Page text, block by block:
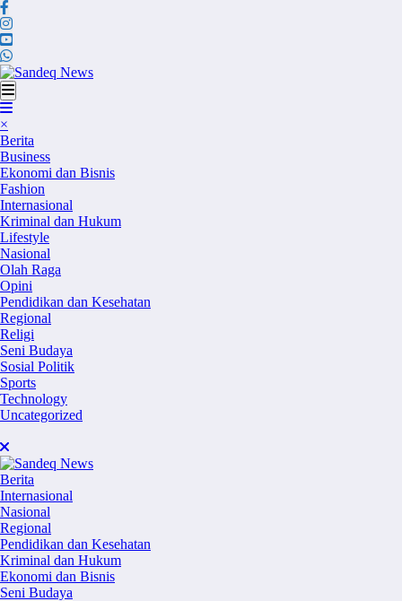
Skip
to
content
×
Berita
Business
Ekonomi dan Bisnis
Fashion
Internasional
Kriminal dan Hukum
Lifestyle
Nasional
Olah Raga
Opini
Pendidikan dan Kesehatan
Regional
Religi
Seni Budaya
Sosial Politik
Sports
Technology
Uncategorized
Berita
Internasional
Nasional
Regional
Pendidikan dan Kesehatan
Kriminal dan Hukum
Ekonomi dan Bisnis
Seni Budaya